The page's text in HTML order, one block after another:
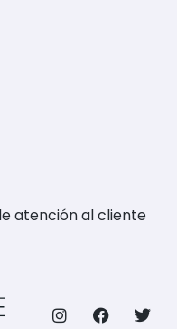
atención al cliente